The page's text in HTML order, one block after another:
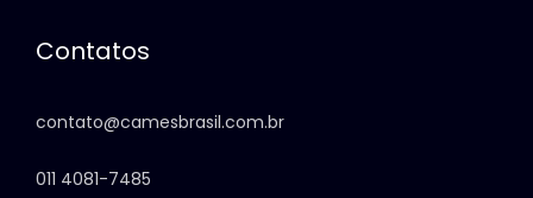
Contatos
contato@camesbrasil.com.br
011 4081-7485